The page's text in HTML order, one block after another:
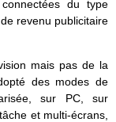
du type
revenu publicitaire
mais pas de la
des modes de
sur PC, sur
et multi-écrans,